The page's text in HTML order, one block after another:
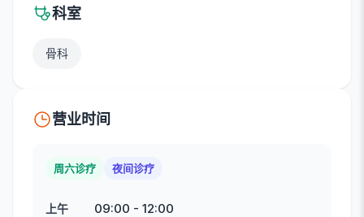
科室
骨科
营业时间
周六诊疗 夜间诊疗
上午 09:00 - 12:00